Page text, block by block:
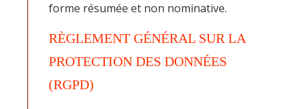
forme résumée et non nominative.
RÈGLEMENT GÉNÉRAL SUR LA
PROTECTION DES DONNÉES
(RGPD)